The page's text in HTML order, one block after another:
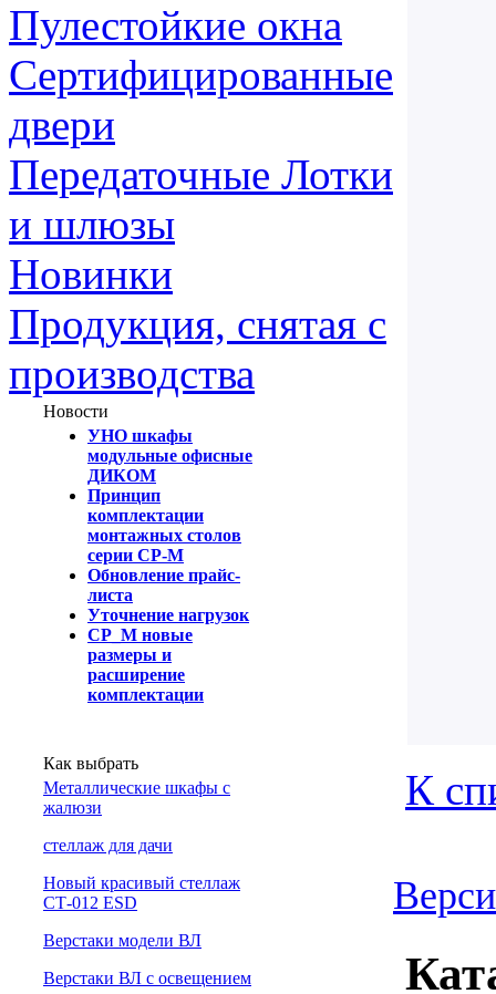
Пулестойкие окна
Сертифицированные
двери
Передаточные Лотки
и шлюзы
Новинки
Продукция, снятая с
производства
Новости
УНО шкафы
модульные офисные
ДИКОМ
Принцип
комплектации
монтажных столов
серии СР-М
Обновление прайс-
листа
Уточнение нагрузок
СР_М новые
размеры и
расширение
комплектации
Как выбрать
Металлические шкафы с
жалюзи
cтеллаж для дачи
Новый красивый стеллаж
СТ-012 ESD
Верстаки модели ВЛ
Верстаки ВЛ с освещением
К